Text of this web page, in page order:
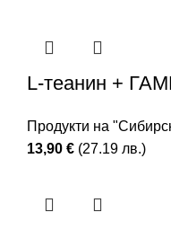
L-теанин +
Продукти на
13,90 € (27.19 лв.)